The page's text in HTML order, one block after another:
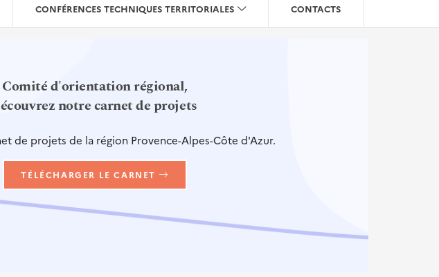
CONFÉRENCES TECHNIQUES TERRITORIALES CONTACTS
Comité d'orientation régional,
écouvrez notre carnet de projets
de projets de la région Provence-Alpes-Côte d'Azur.
TÉLÉCHARGER LE CARNET